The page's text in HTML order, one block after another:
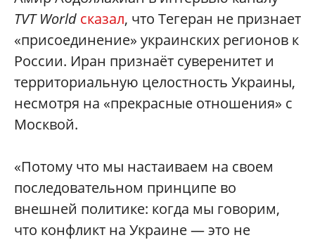
TVT World сказал, что Тегеран не признает
«присоединение»‎ украинских регионов к
России. Иран признаёт суверенитет и
территориальную целостность Украины,
несмотря на «прекрасные отношения»‎ с
Москвой.
«Потому что мы настаиваем на своем
последовательном принципе во
внешней политике: когда мы говорим,
что конфликт на Украине — это не